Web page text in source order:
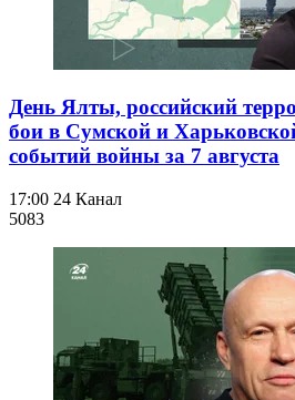
День Ялты, российский
бои в Сумской и
событий войны за 7 августа
17:00 24 Канал
5083